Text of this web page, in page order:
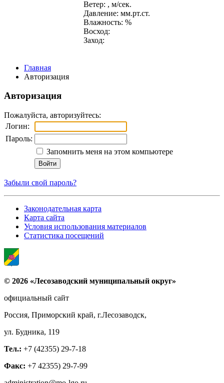
Ветер: , м/сек.
Давление: мм.рт.ст.
Влажность: %
Восход:
Заход:
Главная
Авторизация
Авторизация
Пожалуйста, авторизуйтесь:
Логин:
Пароль:
Запомнить меня на этом компьютере
Забыли свой пароль?
Законодательная карта
Карта сайта
Условия использования материалов
Статистика посещений
© 2026 «Лесозаводский муниципальный округ»
официальный сайт
Россия, Приморский край, г.Лесозаводск,
ул. Будника, 119
Тел.: +7 (42355) 29-7-18
Факс: +7 42355) 29-7-99